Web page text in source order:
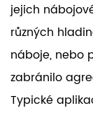
jejich
různých
náboje, nebo
zabránilo
Typické